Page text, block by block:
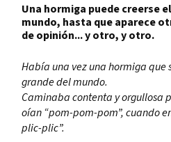
Una hormiga puede creerse
mundo, hasta que aparece
de opinión... y otro, y otro.
Había una vez una hormiga que
grande del mundo.
Caminaba contenta y orgullosa
oían “pom-pom-pom”, cuando
plic-plic”.